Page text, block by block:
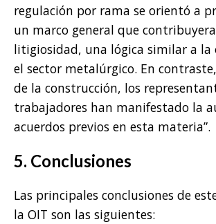
regulación por rama se orientó a
un marco general que
litigiosidad, una lógica similar a la
el sector metalúrgico. En
de la construcción, los
trabajadores han manifestado la
acuerdos previos en esta materia”.
5. Conclusiones
Las principales conclusiones de
la OIT son las siguientes: